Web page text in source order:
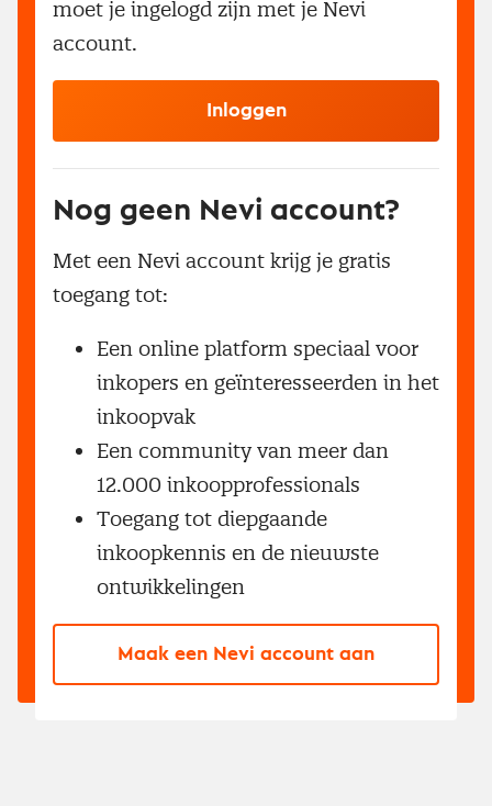
moet je ingelogd zijn met je Nevi
account.
Inloggen
Nog geen Nevi account?
Met een Nevi account krijg je gratis
toegang tot:
Een online platform speciaal voor
inkopers en geïnteresseerden in het
inkoopvak
Een community van meer dan
12.000 inkoopprofessionals
Toegang tot diepgaande
inkoopkennis en de nieuwste
ontwikkelingen
Maak een Nevi account aan